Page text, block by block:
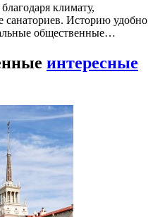
климату,
санаториев. Историю удобно
общественные…
интересные